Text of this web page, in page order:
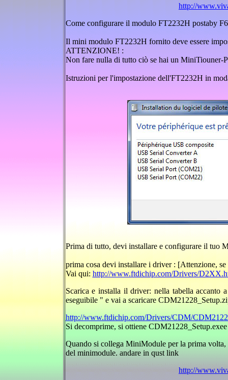
http://
Come configurare il modulo FT2232H postaby
Il mini modulo FT2232H fornito deve essere
ATTENZIONE! :
Non fare nulla di tutto ciò se hai un MiniTiouner-
Istruzioni per l'impostazione dell'FT2232H in
Prima di tutto, devi installare e configurare il tuo
prima cosa devi installare i driver : [Attenzione,
Vai qui: http://www.ftdichip.com/Drivers/
Scarica e installa il driver: nella tabella
eseguibile " e vai a scaricare
http://www.ftdichip.com/Drivers/CDM/
Si decomprime, si ottiene
Quando si collega MiniModule per la prima
del minimodule. andare in qust link
http://